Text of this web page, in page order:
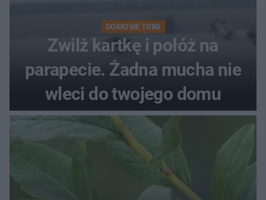
DOMOWE TRIKI
Zwilż kartkę i połóż na
parapecie. Żadna mucha nie
wleci do twojego domu